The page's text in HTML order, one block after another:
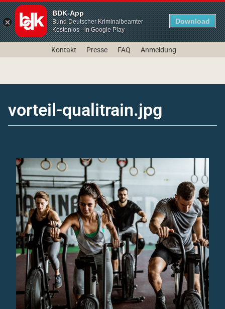
BDK-App
Bund Deutscher Kriminalbeamter
Kostenlos - in Google Play
Download
Kontakt Presse FAQ Anmeldung
vorteil-qualitrain.jpg